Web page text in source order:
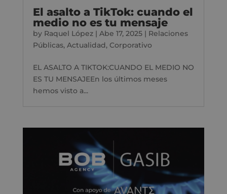
El asalto a TikTok: cuando el
medio no es tu mensaje
by Raquel López| Abe 17, 2025| Relaciones
Públicas, Actualidad, Corporativo
EL ASALTO A TIKTOK:CUANDO EL MEDIO NO
ES TU MENSAJEEn los últimos meses
hemos visto a...